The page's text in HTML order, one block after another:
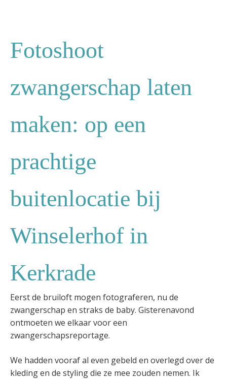
Fotoshoot
zwangerschap laten
maken: op een
prachtige
buitenlocatie bij
Winselerhof in
Kerkrade
Eerst de bruiloft mogen fotograferen, nu de
zwangerschap en straks de baby. Gisterenavond
ontmoeten we elkaar voor een
zwangerschapsreportage.
We hadden vooraf al even gebeld en overlegd over de
kleding en de styling die ze mee zouden nemen. Ik